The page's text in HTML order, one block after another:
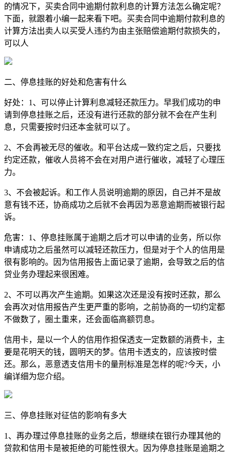
的情况下，买卖合同中逾期付款利息的计算方法怎么确定呢？
下面，就跟着小编一起来看下吧。买卖合同中逾期付款利息的
计算方法出卖人以买受人违约为由主张赔偿逾期付款损失的，
可以人
二、停息挂账的好处和危害有什么
好处：1、可以停止计算利息减轻还款压力。早我们成功的申
请到停息挂账之后，还没有进行还款的部分就不会在产生利
息，只需要按时归还本金就可以了。
2、不会再被无尽的催收。和平台达成一致约定之后，只要找
约定还款，催收人员将不会在对用户进行催收，减轻了心理压
力。
3、不会被起诉。和工作人员说明逾期的原因，自己并不是故
意有钱不还，协商成功之后就不会再因为恶意逾期而被银行起
诉。
危害：1、停息挂账属于逾期之后才可以申请的业务，所以你
申请成功之后虽然可以减轻还款压力，但是对于个人的信用是
很有影响的。因为信用报告上面记录了逾期，会导致之后的信
贷业务办理起来很困难。
2、不可以再次产生逾期。如果这次还是没有按时还款，那么
会再次对信用报告产生更严重的影响，之前协商的一切约定都
不做数了，圈土重来，还会面临高额罚息。
信用卡，是以一个人的信用作担保透支一定数额的消费卡，主
要是花明天的钱，圆明天的梦。信用卡透支的，应该按时偿
还。那么，恶意透支信用卡的量刑标准是怎样的呢?今天，小
编详细为您介绍。
三、停息挂账对征信的影响有多大
1、再办理过停息挂账的业务之后，想继续在银行办理其他的
贷款和信用卡是被拒绝的可能性很大。因为停息挂账是逾期之